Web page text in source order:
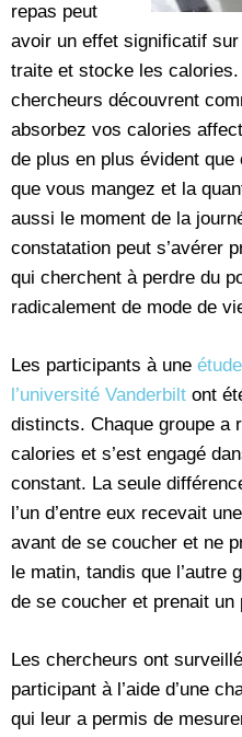
repas peut
avoir un effet significatif
traite et stocke les
chercheurs découvrent
absorbez vos calories
de plus en plus évident que
que vous mangez et la
aussi le moment de la
constatation peut s’avérer
qui cherchent à perdre du
radicalement de mode de
Les participants à une étude
l’université Vanderbilt ont
distincts. Chaque groupe a
calories et s’est engagé
constant. La seule
l’un d’entre eux recevait
avant de se coucher et ne
le matin, tandis que l’autre
de se coucher et prenait un
Les chercheurs ont
participant à l’aide d’une
qui leur a permis de